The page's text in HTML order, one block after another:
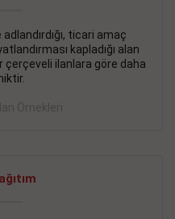
ticari amaç
kapladığı alan
çerçeveli ilanlara göre daha
Örnekleri
bina